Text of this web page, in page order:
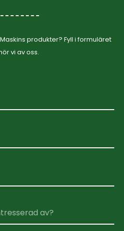
produkter? Fyll i formuläret
vi av oss.